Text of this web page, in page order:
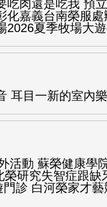
吃肉還是吃我 預
化嘉義台南榮服
2026夏季牧場大
耳目一新的室內
活動 蘇榮健康學
榮研究失智症跟缺
診 白河榮家才藝